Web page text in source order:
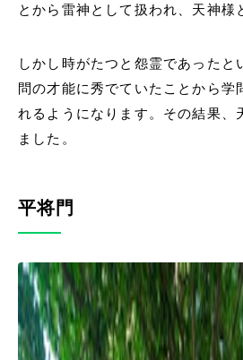
とから雷神として扱われ、天神様
しかし時がたつと怨霊であったと
問の才能に秀でていたことから学
れるようになります。その結果、
ました。
平将門